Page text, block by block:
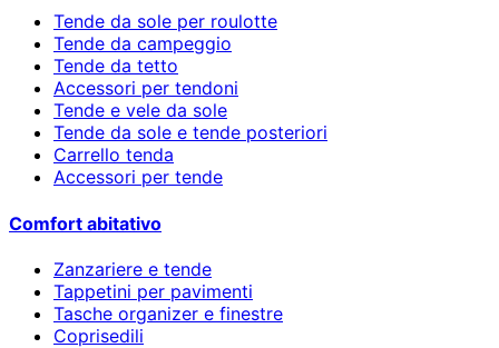
Tende da sole per roulotte
Tende da campeggio
Tende da tetto
Accessori per tendoni
Tende e vele da sole
Tende da sole e tende posteriori
Carrello tenda
Accessori per tende
Comfort abitativo
Zanzariere e tende
Tappetini per pavimenti
Tasche organizer e finestre
Coprisedili